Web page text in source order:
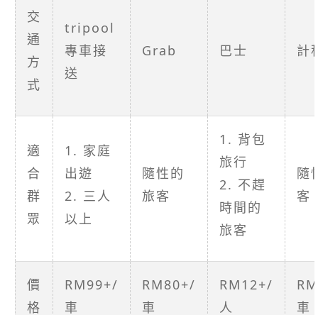
交
通
方
式
tripool
專車接
送
Grab 巴士 計
適
合
群
眾
1. 家庭
出遊
2. 三人
以上
隨性的
旅客
1. 背包
旅行
2. 不趕
時間的
旅客
隨
客
價
格
RM99+/
車
RM80+/
車
RM12+/
人
車